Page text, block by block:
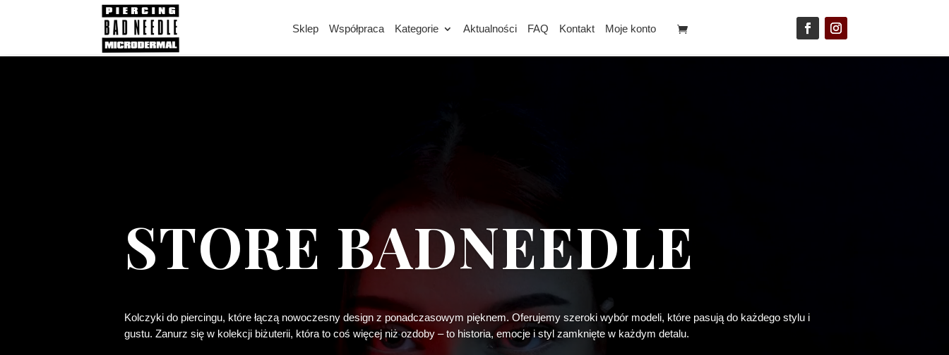
Sklep Współpraca Kategorie Aktualności FAQ Kontakt Moje konto
STORE BADNEEDLE
Kolczyki do piercingu, które łączą nowoczesny design z ponadczasowym pięknem. Oferujemy szeroki wybór modeli, które pasują do każdego stylu i
gustu. Zanurz się w kolekcji biżuterii, która to coś więcej niż ozdoby – to historia, emocje i styl zamknięte w każdym detalu.